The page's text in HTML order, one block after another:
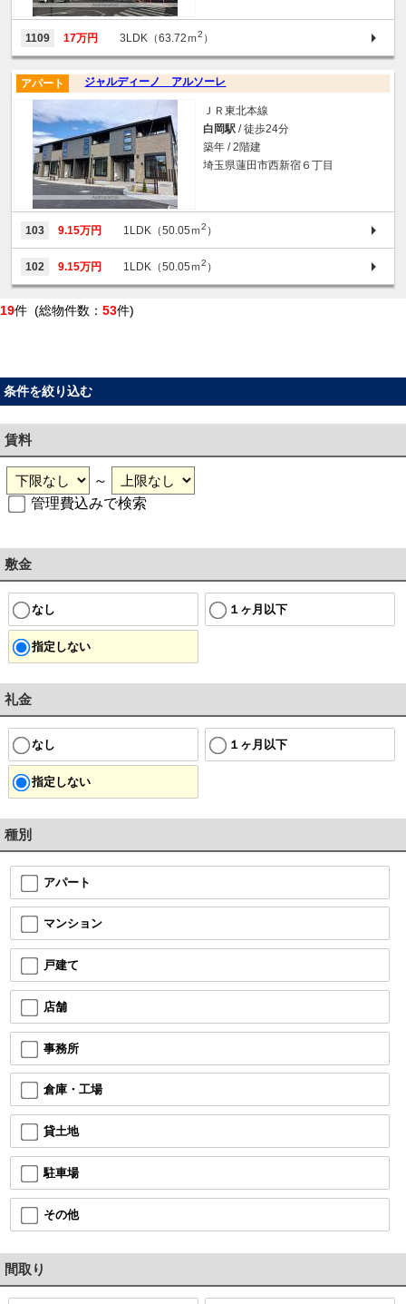
1109 17万円 3LDK（63.72ｍ2 ）
ジャルディーノ アルソーレ
アパート
ＪＲ東北本線
白岡駅 / 徒歩24分
築年 / 2階建
埼玉県蓮田市西新宿６丁目
103 9.15万円 1LDK（50.05ｍ2 ）
102 9.15万円 1LDK（50.05ｍ2 ）
19件 (総物件数： 53件)
条件を絞り込む
賃料
～
管理費込みで検索
敷金
なし １ヶ月以下
指定しない
礼金
なし １ヶ月以下
指定しない
種別
アパート
マンション
戸建て
店舗
事務所
倉庫・工場
貸土地
駐車場
その他
間取り